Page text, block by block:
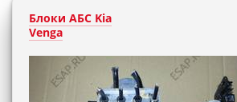
Блоки АБС Kia
Venga